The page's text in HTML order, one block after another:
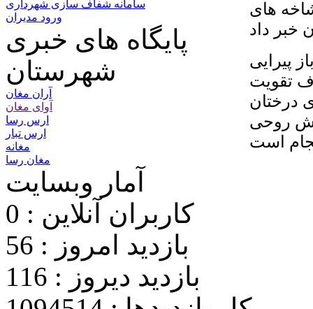
های
پیرایی
تقویت
درختان
روحی
سامانه شفاف سازی شهرداری
ورود مدیران
پایگاه های خبری
شهرستان
آران مغان
آوای مغان
ارس رسا
ارس تبار
مغانه
مغان رسا
آمار وبسایت
کاربران آنلاین : 0
بازدید امروز : 56
بازدید دیروز : 116